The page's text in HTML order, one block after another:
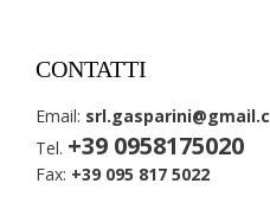
CONTATTI
Email:
Tel. +39 0958175020
Fax: +39 095 817 5022